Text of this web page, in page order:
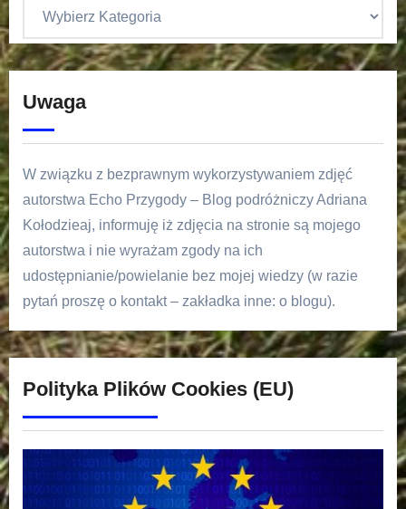
Uwaga
W związku z bezprawnym wykorzystywaniem zdjęć
autorstwa Echo Przygody – Blog podróżniczy Adriana
Kołodzieaj, informuję iż zdjęcia na stronie są mojego
autorstwa i nie wyrażam zgody na ich
udostępnianie/powielanie bez mojej wiedzy (w razie
pytań proszę o kontakt – zakładka inne: o blogu).
Polityka Plików Cookies (EU)